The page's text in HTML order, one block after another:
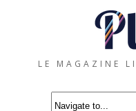
LE MAGAZINE